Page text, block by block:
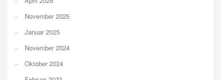
November 2025
Januar 2025
November 2024
Oktober 2024